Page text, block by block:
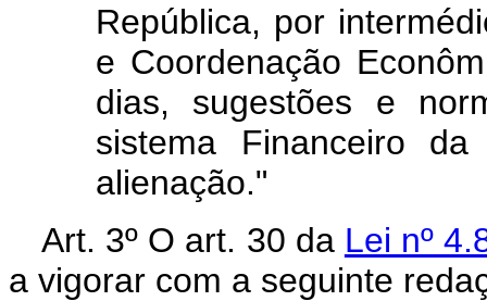
República, por
e Coordenação
dias, sugestões e
sistema Financeiro
alienação."
Art. 3º O art. 30 da Lei nº
a vigorar com a seguinte